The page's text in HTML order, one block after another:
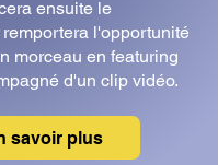
ensuite le
l'opportunité
morceau en featuring
d'un clip vidéo.
savoir plus